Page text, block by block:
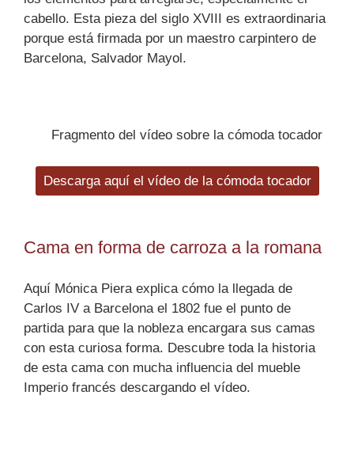
cabello. Esta pieza del siglo XVIII es extraordinaria
porque está firmada por un maestro carpintero de
Barcelona, Salvador Mayol.
Fragmento del vídeo sobre la cómoda tocador
Descarga aquí el vídeo de la cómoda tocador
Cama en forma de carroza a la romana
Aquí Mónica Piera explica cómo la llegada de
Carlos IV a Barcelona el 1802 fue el punto de
partida para que la nobleza encargara sus camas
con esta curiosa forma. Descubre toda la historia
de esta cama con mucha influencia del mueble
Imperio francés descargando el vídeo.